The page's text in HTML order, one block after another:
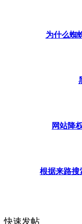
为什么蜘
网站降
根据来路搜
快速发帖